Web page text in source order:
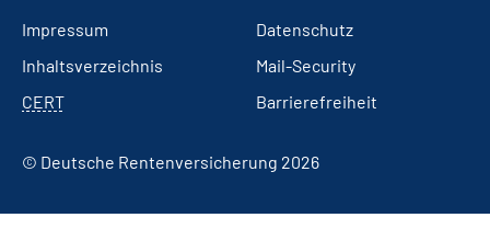
Impressum
Datenschutz
Inhaltsverzeichnis
Mail-Security
CERT
Barrierefreiheit
© Deutsche Rentenversicherung 2026